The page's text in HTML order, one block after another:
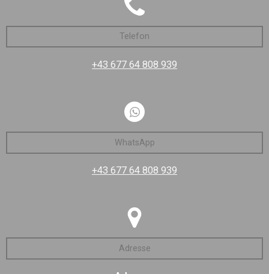
Telefon
+43 677 64 808 939
WhatsApp
+43 677 64 808 939
Adresse